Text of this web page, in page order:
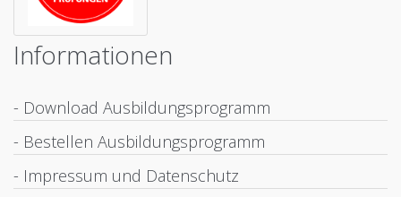
Informationen
- Download Ausbildungsprogramm
- Bestellen Ausbildungsprogramm
- Impressum und Datenschutz